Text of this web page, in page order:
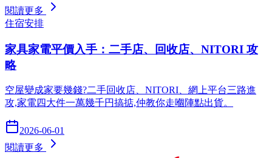
閱讀更多
住宿安排
家具家電平價入手：二手店、回收店、NITORI 攻
略
空屋變成家要幾錢?二手回收店、NITORI、網上平台三路進
攻,家電四大件一萬幾千円搞掂,仲教你走嗰陣點出貨。
2026-06-01
閱讀更多